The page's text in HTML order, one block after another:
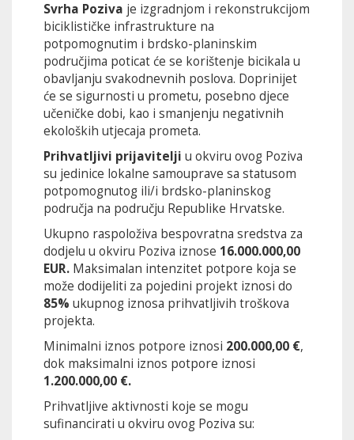
Svrha Poziva je izgradnjom i rekonstrukcijom
biciklističke infrastrukture na
potpomognutim i brdsko-planinskim
područjima poticat će se korištenje bicikala u
obavljanju svakodnevnih poslova. Doprinijet
će se sigurnosti u prometu, posebno djece
učeničke dobi, kao i smanjenju negativnih
ekoloških utjecaja prometa.
Prihvatljivi prijavitelji u okviru ovog Poziva
su jedinice lokalne samouprave sa statusom
potpomognutog ili/i brdsko-planinskog
područja na području Republike Hrvatske.
Ukupno raspoloživa bespovratna sredstva za
dodjelu u okviru Poziva iznose 16.000.000,00
EUR. Maksimalan intenzitet potpore koja se
može dodijeliti za pojedini projekt iznosi do
85% ukupnog iznosa prihvatljivih troškova
projekta.
Minimalni iznos potpore iznosi 200.000,00 €,
dok maksimalni iznos potpore iznosi
1.200.000,00 €.
Prihvatljive aktivnosti koje se mogu
sufinancirati u okviru ovog Poziva su: